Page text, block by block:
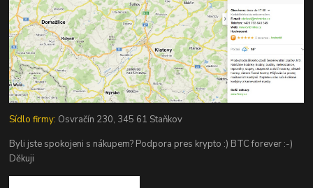
Sídlo firmy: Osvračín 230, 345 61 Staňkov
Byli jste spokojeni s nákupem? Podpora pres krypto :) BTC forever :-)
Děkuji